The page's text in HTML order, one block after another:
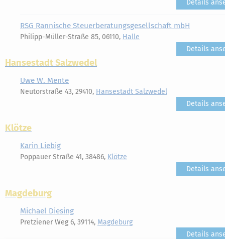
Details
RSG Rannische Steuerberatungsgesellschaft mbH
Philipp-Müller-Straße 85, 06110, Halle
Details
Hansestadt Salzwedel
Uwe W. Mente
Neutorstraße 43, 29410, Hansestadt Salzwedel
Details
Klötze
Karin Liebig
Poppauer Straße 41, 38486, Klötze
Details
Magdeburg
Michael Diesing
Pretziener Weg 6, 39114, Magdeburg
Details